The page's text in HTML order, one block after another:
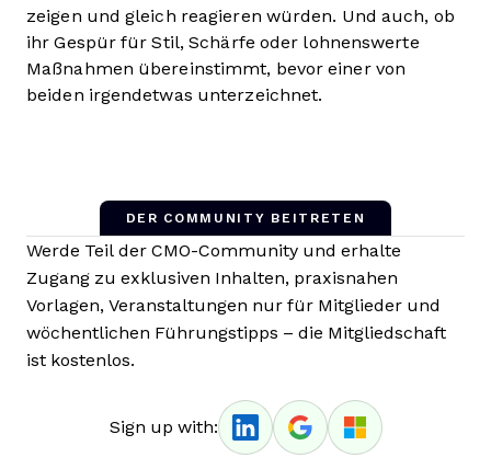
zeigen und gleich reagieren würden. Und auch, ob
ihr Gespür für Stil, Schärfe oder lohnenswerte
Maßnahmen übereinstimmt, bevor einer von
beiden irgendetwas unterzeichnet.
DER COMMUNITY BEITRETEN
Werde Teil der CMO-Community und erhalte
Zugang zu exklusiven Inhalten, praxisnahen
Vorlagen, Veranstaltungen nur für Mitglieder und
wöchentlichen Führungstipps – die Mitgliedschaft
ist kostenlos.
Sign up with: